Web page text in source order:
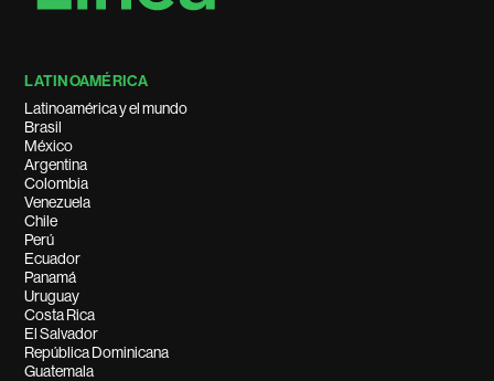
LATINOAMÉRICA
Latinoamérica y el mundo
Brasil
México
Argentina
Colombia
Venezuela
Chile
Perú
Ecuador
Panamá
Uruguay
Costa Rica
El Salvador
República Dominicana
Guatemala